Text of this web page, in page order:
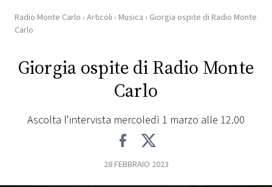
HOME
RADIO
Radio Monte Carlo › Articoli › Musica › Giorgia ospite di Radio Monte
Carlo
Giorgia ospite di Radio Monte
Carlo
Ascolta l'intervista mercoledì 1 marzo alle 12.00
28 FEBBRAIO 2023